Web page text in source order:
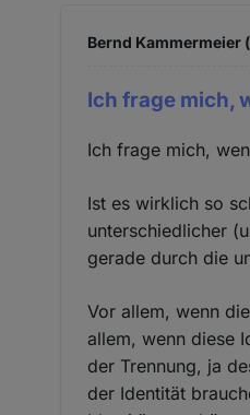
Bernd Kammermeier
Ich frage mich,
Ich frage mich,
Ist es wirklich so
unterschiedlicher
gerade durch die
Vor allem, wenn
allem, wenn diese
der Trennung, ja
der Identität